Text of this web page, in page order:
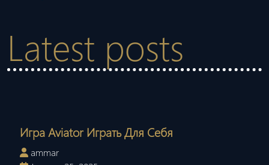
Latest posts
Игра Aviator Играть Для Себя
ammar